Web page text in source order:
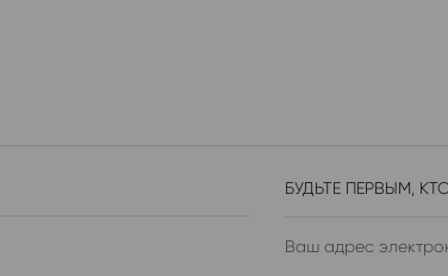
БУДЬТЕ ПЕРВЫМ,
Ваш адрес